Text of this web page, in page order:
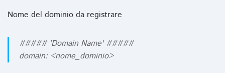
Nome del dominio da registrare
##### 'Domain Name' #####
domain: <nome_dominio>